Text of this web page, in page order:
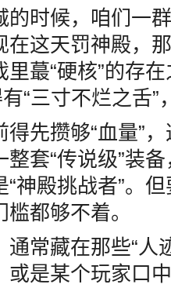
的时候，咱们一
在这天罚神殿，
蕞“硬核”的存
“三寸不烂之舌
先攒够“血量”
整套“传说级”装
神殿挑战者”。
都够不着。
常藏在那些“人
是某个玩家口